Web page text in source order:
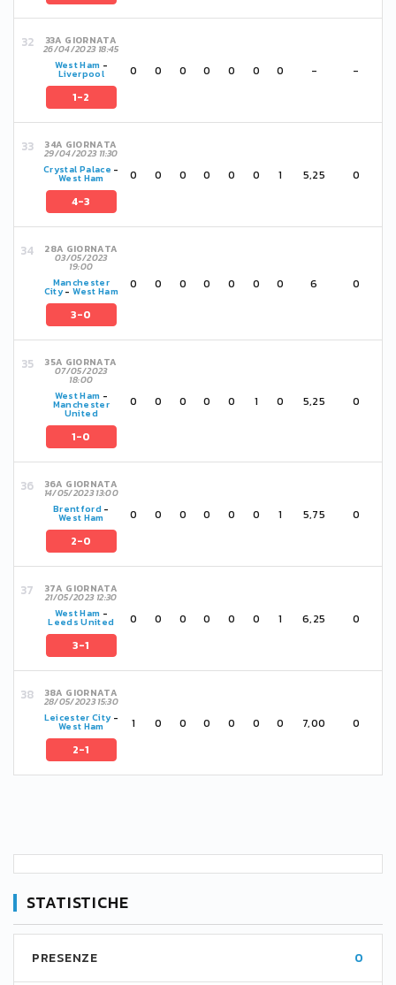
33A GIORNATA
26/04/2023 18:45
West Ham -
Liverpool
1-2
0 0 0 0 0 0 0 - -
34A GIORNATA
29/04/2023 11:30
Crystal Palace -
West Ham
4-3
0 0 0 0 0 0 1 5,25 0
28A GIORNATA
03/05/2023
19:00
Manchester
City-West Ham
3-0
0 0 0 0 0 0 0 6 0
35A GIORNATA
07/05/2023
18:00
West Ham -
Manchester
United
1-0
0 0 0 0 0 1 0 5,25 0
36A GIORNATA
14/05/2023 13:00
Brentford -
West Ham
2-0
0 0 0 0 0 0 1 5,75 0
37A GIORNATA
21/05/2023 12:30
West Ham -
Leeds United
3-1
0 0 0 0 0 0 1 6,25 0
38A GIORNATA
28/05/2023 15:30
Leicester City-
West Ham
2-1
1 0 0 0 0 0 0 7,00 0
STATISTICHE
PRESENZE 0